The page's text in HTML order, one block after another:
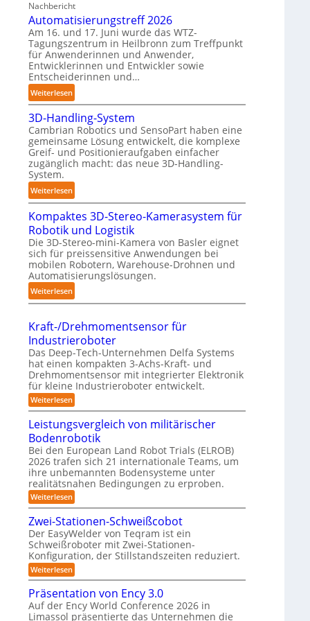
T
a
u
c
h
r
o
b
o
t
e
r
n
e
n
p
e
r
C
o
b
o
t
A
A
Z
ü
r
i
c
h
:
T
r
e
f
p
u
n
k
t
f
ü
r
p
i
n
a
h
e
A
u
t
o
m
a
t
i
s
i
e
r
n
g
Nachbericht
Automatisierungstreff 2026
Am 16. und 17. Juni wurde das WTZ-
Tagungszentrum in Heilbronn zum Treffpunkt
für Anwenderinnen und Anwender,
Entwicklerinnen und Entwickler sowie
Entscheiderinnen und…
Weiterlesen:
A
u
t
o
m
a
t
i
i
e
r
u
n
g
s
r
e
f
2
0
2
6
3D-Handling-System
Cambrian Robotics und SensoPart haben eine
gemeinsame Lösung entwickelt, die komplexe
Greif- und Positionieraufgaben einfacher
zugänglich macht: das neue 3D-Handling-
System.
Weiterlesen:
3
D
-
H
a
n
d
l
-
S
y
t
e
m
Kompaktes 3D-Stereo-Kamerasystem für
Robotik und Logistik
Die 3D-Stereo-mini-Kamera von Basler eignet
sich für preissensitive Anwendungen bei
mobilen Robotern, Warehouse-Drohnen und
Automatisierungslösungen.
Weiterlesen:
K
m
p
a
k
e
s
3
D
-
S
t
e
r
o
-
K
a
m
e
r
Kraft-/Drehmomentsensor für
Industrieroboter
Das Deep-Tech-Unternehmen Delfa Systems
hat einen kompakten 3-Achs-Kraft- und
Drehmomentsensor mit integrierter Elektronik
für kleine Industrieroboter entwickelt.
Weiterlesen:
K
a
f
t
-
/
D
r
e
h
m
o
m
e
n
t
s
e
n
s
o
Leistungsvergleich von militärischer
Bodenrobotik
Bei den European Land Robot Trials (ELROB)
2026 trafen sich 21 internationale Teams, um
ihre unbemannten Bodensysteme unter
realitätsnahen Bedingungen zu erproben.
Weiterlesen:
L
e
i
s
t
u
n
g
s
v
e
r
Zwei-Stationen-Schweißcobot
Der EasyWelder von Teqram ist ein
Schweißroboter mit Zwei-Stationen-
Konfiguration, der Stillstandszeiten reduziert.
Weiterlesen:
Z
w
e
i
-
Präsentation von Ency 3.0
Auf der Ency World Conference 2026 in
Limassol präsentierte das Unternehmen die